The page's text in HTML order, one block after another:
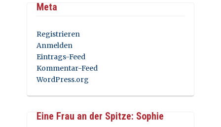
Meta
Registrieren
Anmelden
Eintrags-Feed
Kommentar-Feed
WordPress.org
Eine Frau an der Spitze: Sophie